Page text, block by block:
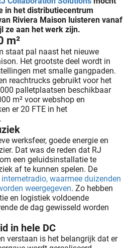
in het distributiecentrum
Riviera Maison luisteren vanaf
ze aan het werk zijn.
m²
staat pal naast het nieuwe
Het grootste deel wordt in
met smalle gangpaden.
reachtrucks gebruikt voor het
palletplaatsen beschikbaar
m² voor webshop en
er 20 FTE in het
werksfeer, goede energie en
Dat was de reden dat RJ
een geluidsinstallatie te
af te kunnen spelen. De
internetradio, waarmee duizenden
weergegeven. Zo hebben
en logistiek voldoende
de dag gewisseld worden
in hele DC
verstaan is het belangrijk dat er